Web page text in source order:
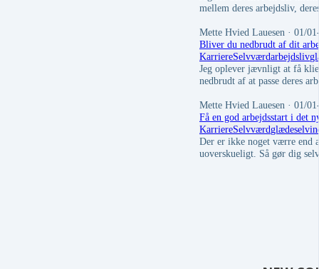
mellem deres arbejdsliv,
Mette Hvied Lauesen · 01/
Bliver du nedbrudt af dit
KarriereSelvværdarbejdsliv
Jeg oplever jævnligt at få
nedbrudt af at passe deres
Mette Hvied Lauesen · 01/
Få en god arbejdsstart i det
KarriereSelvværdglæde
Der er ikke noget værre end
uoverskueligt. Så gør dig